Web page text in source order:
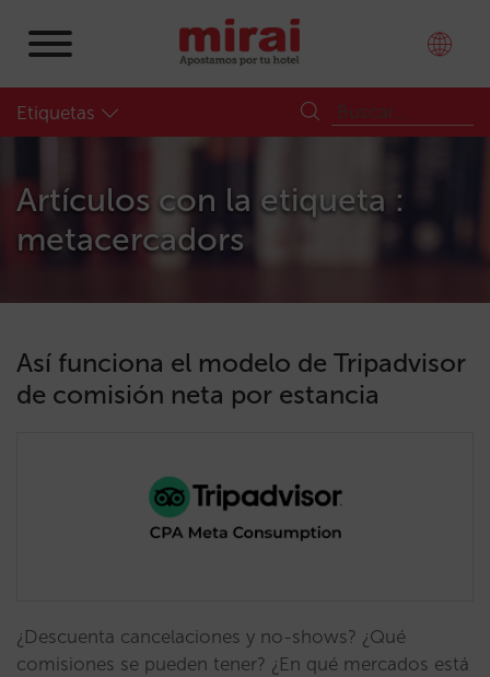
Etiquetas
Artículos con la etiqueta :
metacercadors
Así funciona el modelo de Tripadvisor
de comisión neta por estancia
¿Descuenta cancelaciones y no-shows? ¿Qué
comisiones se pueden tener? ¿En qué mercados está